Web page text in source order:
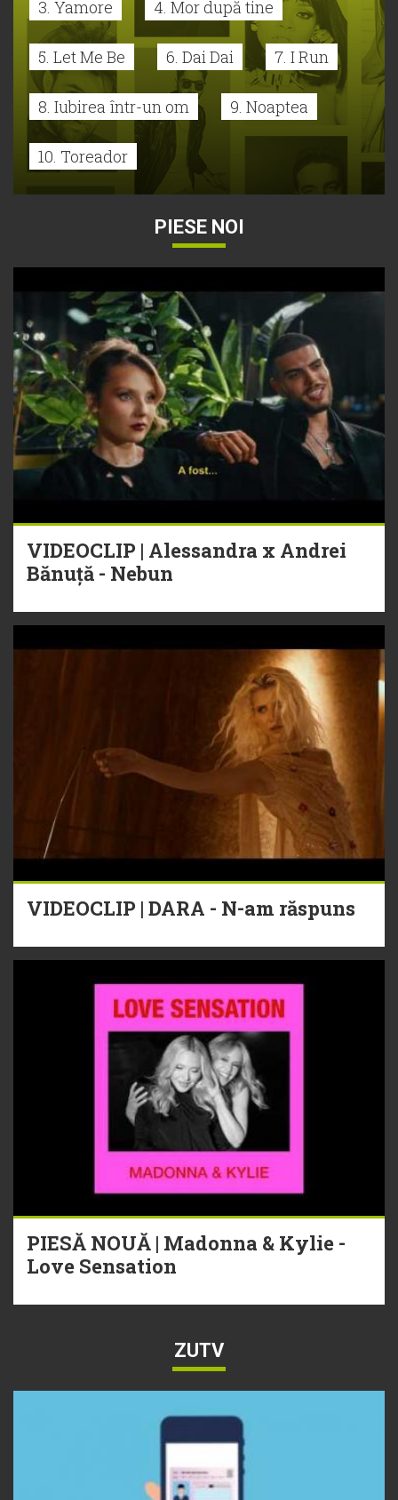
3. Yamore 4. Mor după tine
5. Let Me Be 6. Dai Dai 7. I Run
8. Iubirea într-un om 9. Noaptea
10. Toreador
PIESE NOI
VIDEOCLIP | Alessandra x Andrei
Bănuță - Nebun
VIDEOCLIP | DARA - N-am răspuns
PIESĂ NOUĂ | Madonna & Kylie -
Love Sensation
ZUTV